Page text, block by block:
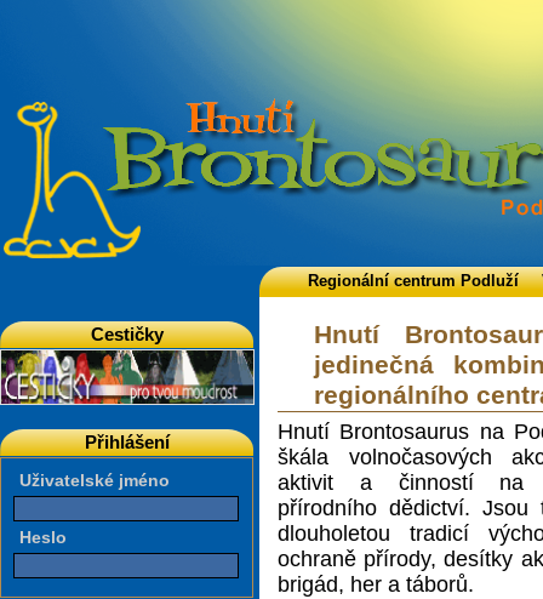
Regionální centrum Podluží
Cestičky
Přihlášení
Uživatelské jméno
Heslo
Hnutí
jedinečná
regionálního
Hnutí Brontosaurus na
škála volnočasových
aktivit a činností na
přírodního dědictví.
dlouholetou tradicí
ochraně přírody, desítky
brigád, her a táborů.